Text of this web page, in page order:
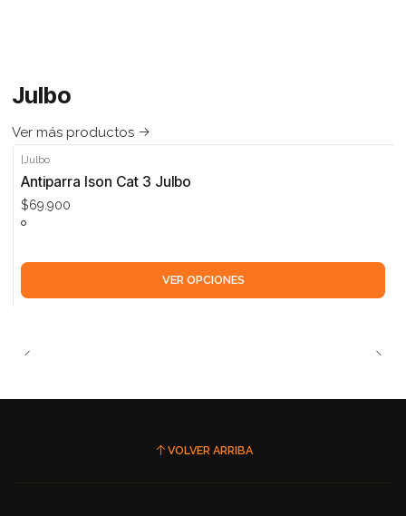
Julbo
Ver más productos
|Julbo
Antiparra Ison Cat 3 Julbo
$69.900
VER OPCIONES
VOLVER ARRIBA